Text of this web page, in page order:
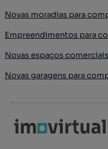
Novas moradias para
Empreendimentos para
Novas espaços
Novas garagens para